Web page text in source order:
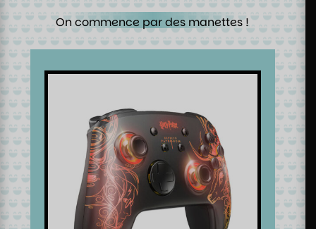
On commence par des manettes !